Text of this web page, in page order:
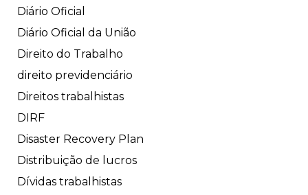
Diário Oficial
Diário Oficial da União
Direito do Trabalho
direito previdenciário
Direitos trabalhistas
DIRF
Disaster Recovery Plan
Distribuição de lucros
Dívidas trabalhistas